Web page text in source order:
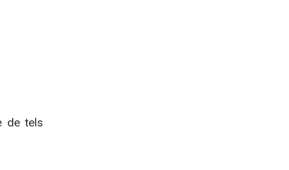
de tels